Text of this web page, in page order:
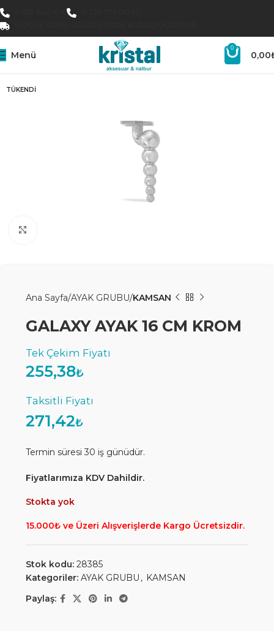
Menü
0
0,00
TÜKENDI
Ana Sayfa AYAK GRUBU KAMSAN
GALAXY AYAK 16 CM KROM
255,38₺
271,42₺
Termin süresi 30 iş günüdür.
Fiyatlarımıza KDV Dahildir.
Stokta yok
15.000₺ ve Üzeri Alışverişlerde Kargo Ücretsizdir.
Stok kodu: 28385
Kategoriler: AYAK GRUBU , KAMSAN
Paylaş: